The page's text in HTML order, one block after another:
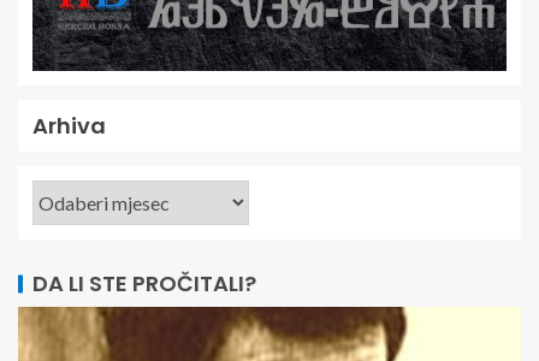
Arhiva
DA LI STE PROČITALI?